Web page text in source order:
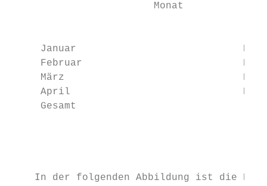
Monat
Januar
Februar
März
April
Gesamt
In der folgenden Abbildung ist die